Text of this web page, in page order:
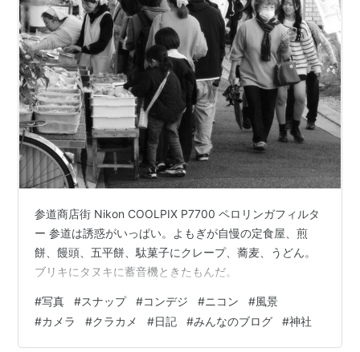
参道商店街 Nikon COOLPIX P7700 ペロリンガフィルタ
ー 参道は誘惑がいっぱい。よもぎが自慢の定食屋、煎
餅、饅頭、五平餅、駄菓子にクレープ、蕎麦、うどん。
ブリキにタヌキに蓄音機ときたもんだ。
#写真 #スナップ #コンデジ #ニコン #風景
#カメラ #クラカメ #日記 #みんなのブログ #神社